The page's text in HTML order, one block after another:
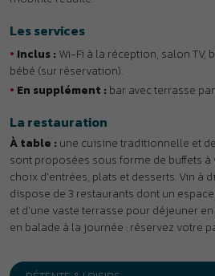
et d’une vaste terrasse pour déjeuner
en balade à la journée : réservez votre
DÉTENTE & LOISIRS
À DÉCOUVRIR
INFOS PRATIQUES
+
−